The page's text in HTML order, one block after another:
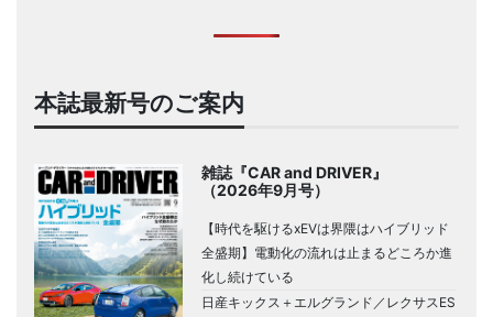
本誌最新号のご案内
雑誌『CAR and DRIVER』
（2026年9月号）
【時代を駆けるxEVは界隈はハイブリッド
全盛期】電動化の流れは止まるどころか進
化し続けている
日産キックス＋エルグランド／レクサスES